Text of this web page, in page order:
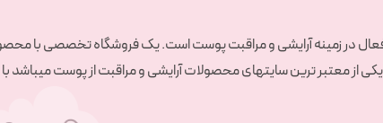
در زمینه آرایشی و مراقبت پوست است. یک فروشگاه تخصصی با
از معتبر ترین سایتهای محصولات آرایشی و مراقبت از پوست میباشد با